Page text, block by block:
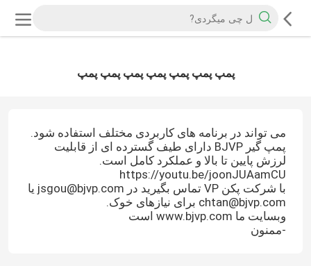
پمپ پمپ پمپ پمپ پمپ پمپ پمپ
می تواند در برنامه های کاربردی مختلف استفاده شود.
پمپ گیر BJVP دارای طیف گسترده ای از قابلیت
لرزش پایین تا بالا و عملکرد کامل است.
https://youtu.be/joonJUAamCU
با شرکت پکن VP تماس بگیرید در jsgou@bjvp.com یا
chtan@bjvp.com برای نیازهای خوک.
وبسايت ما www.bjvp.com است
-ممنون